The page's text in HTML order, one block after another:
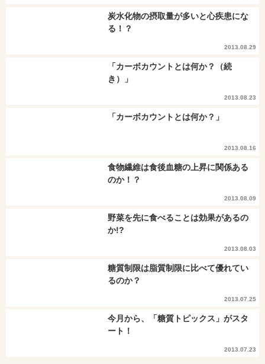
炭水化物の摂取量が多いと心疾患にな
る！？
2013.08.29
「カーボカウントとは何か？（続
き）」
2013.08.23
「カーボカウントとは何か？」
2013.08.16
食物繊維は食後血糖の上昇に関係ある
のか！？
2013.08.09
野菜を先に食べることは効果があるの
か!?
2013.08.03
糖質制限は脂質制限に比べて優れてい
るのか？
2013.07.25
今月から、「糖質トピックス」がスタ
ート！
2013.07.23